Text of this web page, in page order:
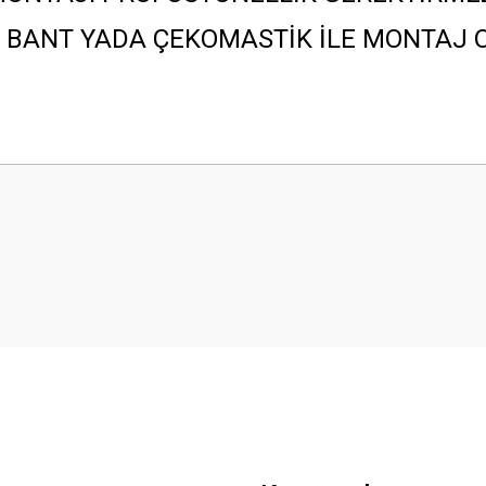
BANT YADA ÇEKOMASTİK İLE MONTAJ